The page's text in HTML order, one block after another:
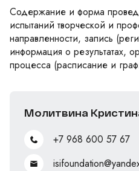
Содержание и форма
испытаний творческой и
направленности, запись
информация о результатах,
процесса (расписание и
Молитвина
+7 968 600 57 67